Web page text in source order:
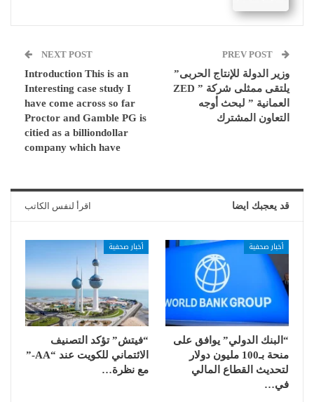
وزير الدولة للإنتاج الحربى”
يلتقى ممثلى شركة ” ZED
العمانية ” لبحث أوجه
التعاون المشترك
NEXT POST
Introduction This is an
Interesting case study I
have come across so far
Proctor and Gamble PG is
citied as a billiondollar
company which have
قد يعجبك ايضا اقرأ لنفس الكاتب
أخبار صحفية
“البنك الدولي” يوافق على
منحة بـ100 مليون دولار
لتحديث القطاع المالي
في…
أخبار صحفية
“فيتش” تؤكد التصنيف
الائتماني للكويت عند “AA-”
مع نظرة…